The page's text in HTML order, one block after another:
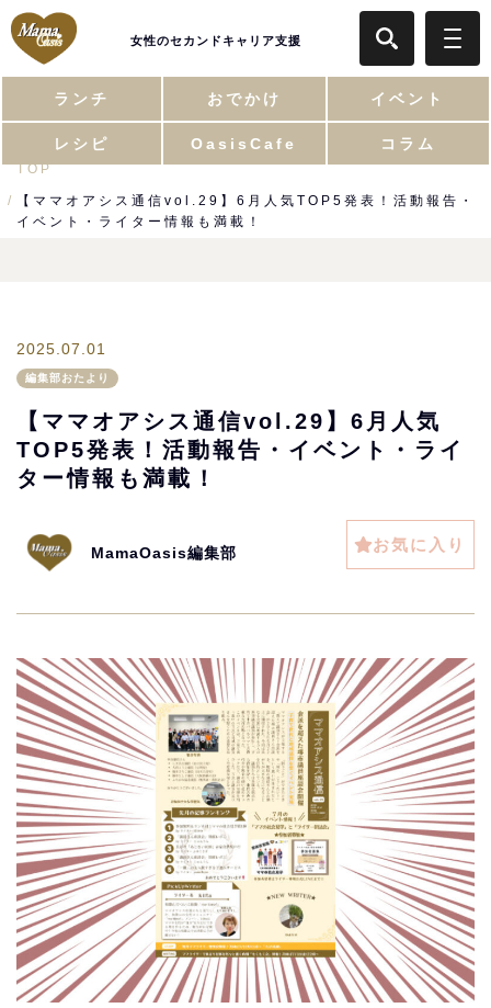
女性のセカンドキャリア支援
ランチ おでかけ イベント
レシピ OasisCafe コラム
TOP
【ママオアシス通信vol.29】6月人気TOP5発表！活動報告・
イベント・ライター情報も満載！
2025.07.01
編集部おたより
【ママオアシス通信vol.29】6月人気
TOP5発表！活動報告・イベント・ライ
ター情報も満載！
MamaOasis編集部 お気に入り